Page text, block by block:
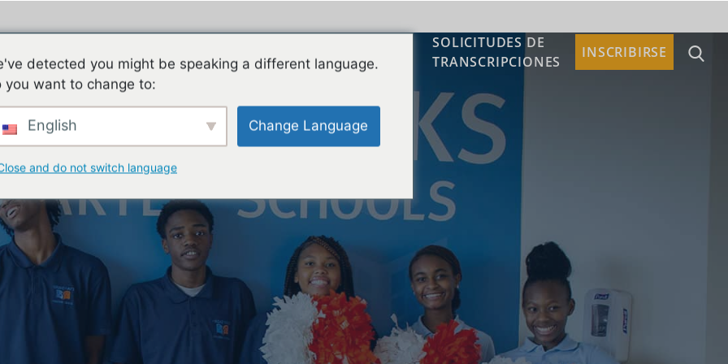
SOLICITUDES DE
TRANSCRIPCIONES
INSCRIBIRSE
detected you might be speaking a different language.
you want to change to:
English Change Language
and do not switch language